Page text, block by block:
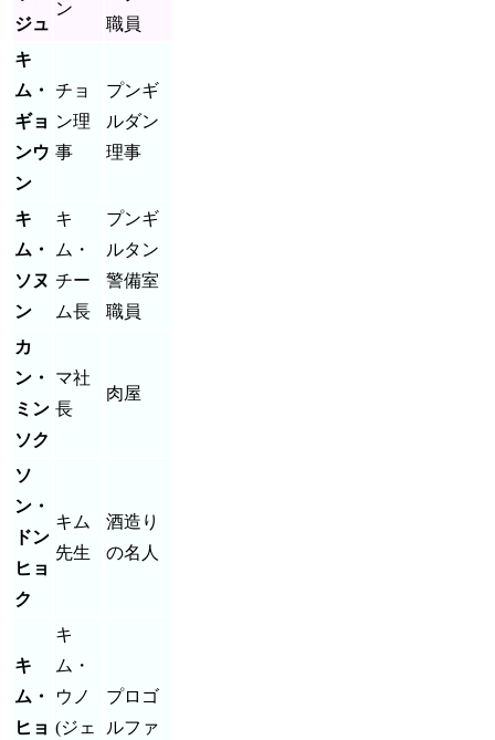
ジュ
ン
職員
キ
ム・
ギョ
ンウ
ン
チョ
ン理
事
プンギ
ルダン
理事
キ
ム・
ソヌ
ン
キ
ム・
チー
ム長
プンギ
ルタン
警備室
職員
カ
ン・
ミン
ソク
マ社
長
肉屋
ソ
ン・
ドン
ヒョ
ク
キム
先生
酒造り
の名人
キ
ム・
ヒョ
キ
ム・
ウノ
(ジェ
プロゴ
ルファ